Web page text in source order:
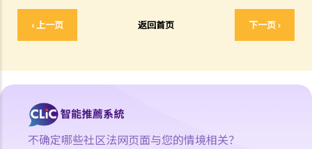
‹ 上一页 返回首页 下一页 ›
1. 借钱给亲戚是否需要遵守《放债人条例》（第163章）？
2. 放债人能否通过合约避免《放债人条例》（第163章）的规管？
4. 在放债及借款方面，银行与持牌放债人有哪些分别？
1. 质押及当押是甚么?
2. 哪些人需要获得当押商牌照？
不确定哪些社区法网页面与您的情境相关？